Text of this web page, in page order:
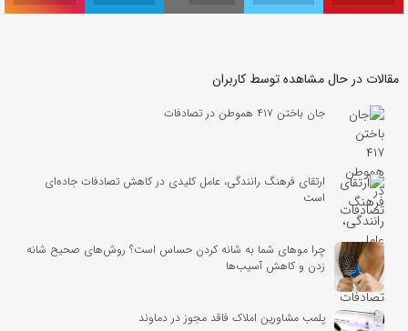
مقالات در حال مشاهده توسط کاربران
جان باختن ۴۱۷ هموطن در تصادفات
ارتقای فرهنگ رانندگی، عامل کلیدی در کاهش تصادفات جاده‌ای
است
چرا موهای شما به شانه کردن حساس است؟ روش‌های صحیح شانه
زدن و کاهش آسیب‌ها
پلمب مشاورین املاک فاقد مجوز در دماوند